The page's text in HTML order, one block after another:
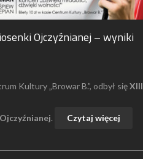
Ojczyźnianej – wyniki
Kultury „Browar B.”, odbył sięXIII
. Czytaj więcej